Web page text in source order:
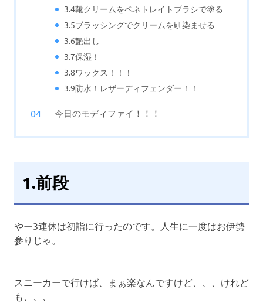
3.4靴クリームをペネトレイトブラシで塗る
3.5ブラッシングでクリームを馴染ませる
3.6艶出し
3.7保湿！
3.8ワックス！！！
3.9防水！レザーディフェンダー！！
今日のモディファイ！！！
1.前段
やー3連休は初詣に行ったのです。人生に一度はお伊勢
参りじゃ。
スニーカーで行けば、まぁ楽なんですけど、、、けれど
も、、、